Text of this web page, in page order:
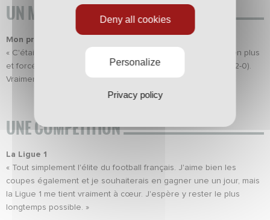
UN MATCH
Mon premier match pro
« C'était un Nantes-Le Mans à la Beaujoire. Un petit derby en plus
et forcément un moment fort. Je suis titulaire et on gagne (2-0).
Vraiment un match qui restera gravé dans ma mémoire. »
UNE COMPÉTITION
La Ligue 1
« Tout simplement l'élite du football français. J'aime bien les
coupes également et je souhaiterais en gagner une un jour, mais
la Ligue 1 me tient vraiment à cœur. J'espère y rester le plus
longtemps possible. »
Deny all cookies
Personalize
Privacy policy